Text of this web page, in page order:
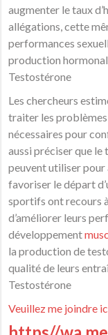
augmenter le taux
allégations, cette
performances
production
Testostérone
Les chercheurs
traiter les problèmes
nécessaires pour
aussi préciser que le
peuvent utiliser
favoriser le départ
sportifs ont recours
d’améliorer leurs
développement
la production de
qualité de leurs
Testostérone
Veuillez me joindre